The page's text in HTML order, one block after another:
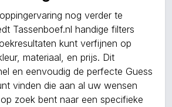
nog verder te
Tassenboef.nl handige filters
kunt verfijnen op
materiaal, en prijs. Dit
en eenvoudig de perfecte Guess
vinden die aan al uw wensen
zoek bent naar een specifieke